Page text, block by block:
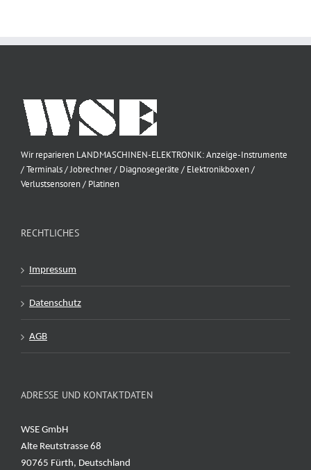
Wir reparieren LANDMASCHINEN-ELEKTRONIK: Anzeige-Instrumente
/ Terminals / Jobrechner / Diagnosegeräte / Elektronikboxen /
Verlustsensoren / Platinen
RECHTLICHES
Impressum
Datenschutz
AGB
ADRESSE UND KONTAKTDATEN
WSE GmbH
Alte Reutstrasse 68
90765 Fürth, Deutschland